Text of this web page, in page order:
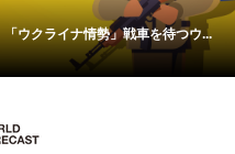
「ウクライナ情勢」戦車を待つウ...